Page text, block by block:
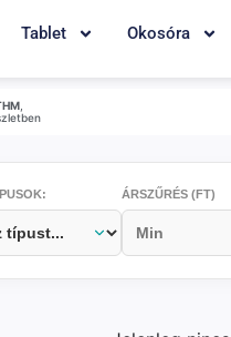
Tablet Okosóra
ÁRSZŰRÉS (FT)